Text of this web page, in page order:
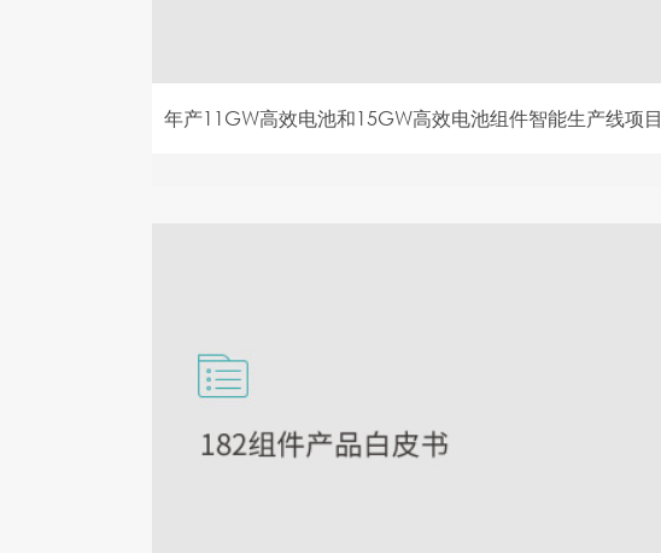
年产11GW高效电池和15GW高效电池组件智能生产线项目